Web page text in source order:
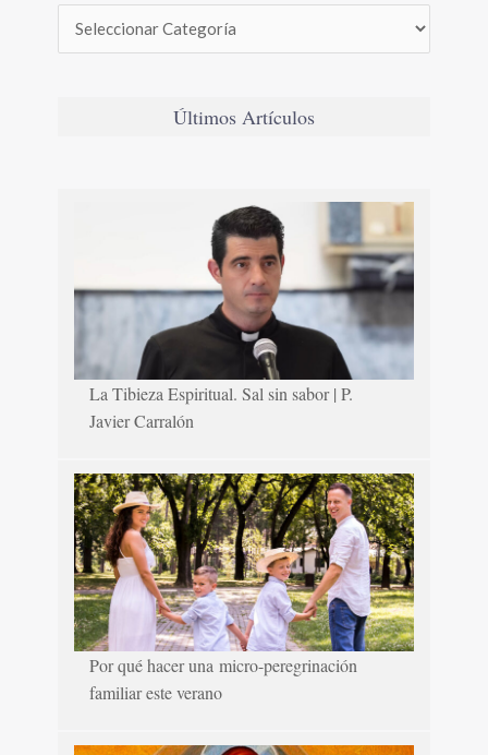
Últimos Artículos
La Tibieza Espiritual. Sal sin sabor | P.
Javier Carralón
Por qué hacer una micro-peregrinación
familiar este verano